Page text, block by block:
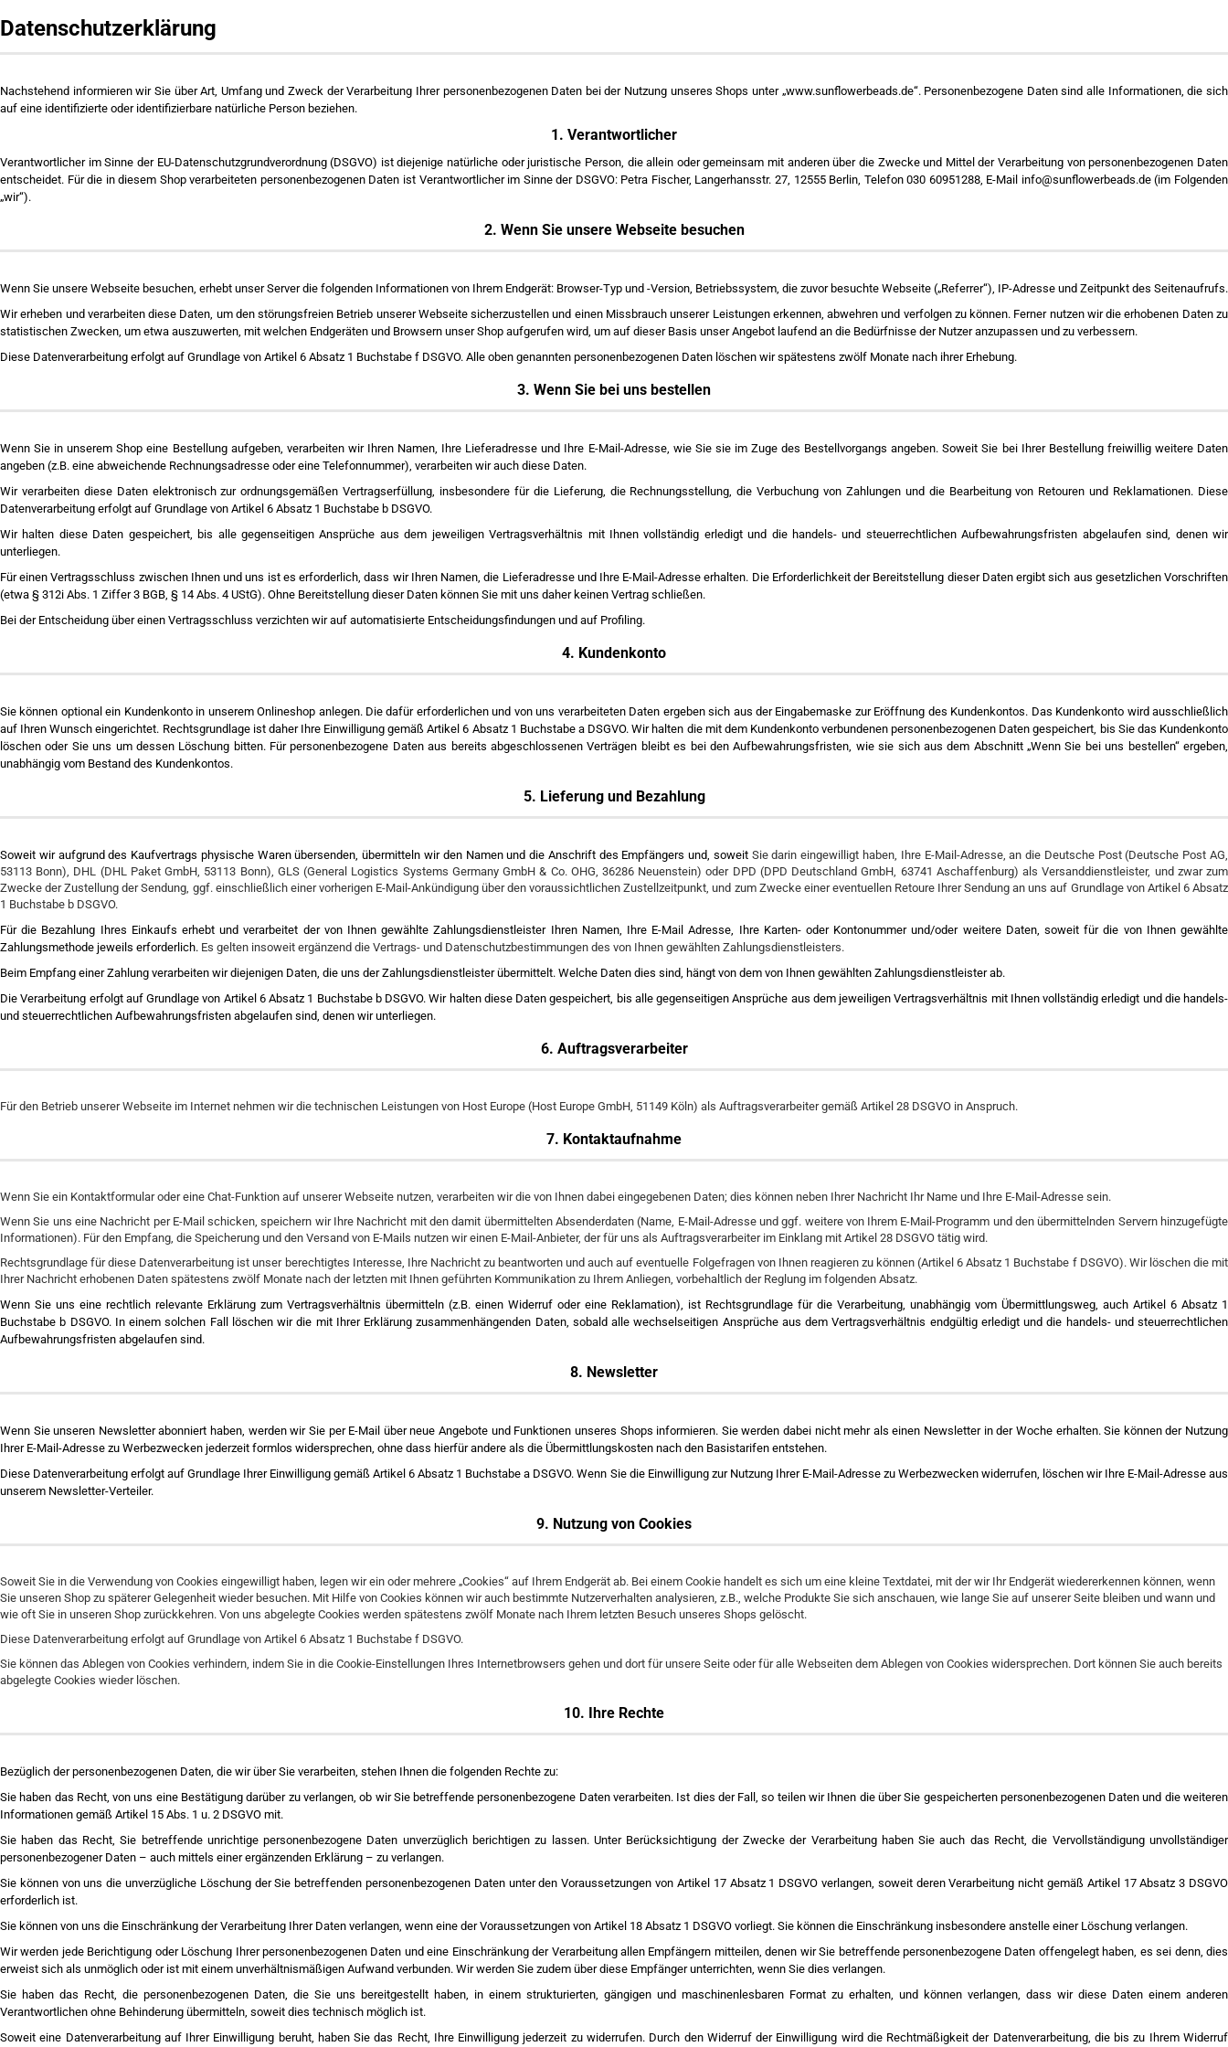
Datenschutzerklärung
Nachstehend informieren wir Sie über Art, Umfang und Zweck der Verarbeitung Ihrer personenbezogenen Daten bei der Nutzung unseres Shops unter „www.sunflowerbeads.de“. Personenbezogene Daten sind alle Informationen, die sich
auf eine identifizierte oder identifizierbare natürliche Person beziehen.
1. Verantwortlicher
Verantwortlicher im Sinne der EU-Datenschutzgrundverordnung (DSGVO) ist diejenige natürliche oder juristische Person, die allein oder gemeinsam mit anderen über die Zwecke und Mittel der Verarbeitung von personenbezogenen Daten
entscheidet. Für die in diesem Shop verarbeiteten personenbezogenen Daten ist Verantwortlicher im Sinne der DSGVO: Petra Fischer, Langerhansstr. 27, 12555 Berlin, Telefon 030 60951288, E-Mail info@sunflowerbeads.de (im Folgenden
„wir“).
2. Wenn Sie unsere Webseite besuchen
Wenn Sie unsere Webseite besuchen, erhebt unser Server die folgenden Informationen von Ihrem Endgerät: Browser-Typ und -Version, Betriebssystem, die zuvor besuchte Webseite („Referrer“), IP-Adresse und Zeitpunkt des Seitenaufrufs.
Wir erheben und verarbeiten diese Daten, um den störungsfreien Betrieb unserer Webseite sicherzustellen und einen Missbrauch unserer Leistungen erkennen, abwehren und verfolgen zu können. Ferner nutzen wir die erhobenen Daten zu
statistischen Zwecken, um etwa auszuwerten, mit welchen Endgeräten und Browsern unser Shop aufgerufen wird, um auf dieser Basis unser Angebot laufend an die Bedürfnisse der Nutzer anzupassen und zu verbessern.
Diese Datenverarbeitung erfolgt auf Grundlage von Artikel 6 Absatz 1 Buchstabe f DSGVO. Alle oben genannten personenbezogenen Daten löschen wir spätestens zwölf Monate nach ihrer Erhebung.
3. Wenn Sie bei uns bestellen
Wenn Sie in unserem Shop eine Bestellung aufgeben, verarbeiten wir Ihren Namen, Ihre Lieferadresse und Ihre E-Mail-Adresse, wie Sie sie im Zuge des Bestellvorgangs angeben. Soweit Sie bei Ihrer Bestellung freiwillig weitere Daten
angeben (z.B. eine abweichende Rechnungsadresse oder eine Telefonnummer), verarbeiten wir auch diese Daten.
Wir verarbeiten diese Daten elektronisch zur ordnungsgemäßen Vertragserfüllung, insbesondere für die Lieferung, die Rechnungsstellung, die Verbuchung von Zahlungen und die Bearbeitung von Retouren und Reklamationen. Diese
Datenverarbeitung erfolgt auf Grundlage von Artikel 6 Absatz 1 Buchstabe b DSGVO.
Wir halten diese Daten gespeichert, bis alle gegenseitigen Ansprüche aus dem jeweiligen Vertragsverhältnis mit Ihnen vollständig erledigt und die handels- und steuerrechtlichen Aufbewahrungsfristen abgelaufen sind, denen wir
unterliegen.
Für einen Vertragsschluss zwischen Ihnen und uns ist es erforderlich, dass wir Ihren Namen, die Lieferadresse und Ihre E-Mail-Adresse erhalten. Die Erforderlichkeit der Bereitstellung dieser Daten ergibt sich aus gesetzlichen Vorschriften
(etwa § 312i Abs. 1 Ziffer 3 BGB, § 14 Abs. 4 UStG). Ohne Bereitstellung dieser Daten können Sie mit uns daher keinen Vertrag schließen.
Bei der Entscheidung über einen Vertragsschluss verzichten wir auf automatisierte Entscheidungsfindungen und auf Profiling.
4. Kundenkonto
Sie können optional ein Kundenkonto in unserem Onlineshop anlegen. Die dafür erforderlichen und von uns verarbeiteten Daten ergeben sich aus der Eingabemaske zur Eröffnung des Kundenkontos. Das Kundenkonto wird ausschließlich
auf Ihren Wunsch eingerichtet. Rechtsgrundlage ist daher Ihre Einwilligung gemäß Artikel 6 Absatz 1 Buchstabe a DSGVO. Wir halten die mit dem Kundenkonto verbundenen personenbezogenen Daten gespeichert, bis Sie das Kundenkonto
löschen oder Sie uns um dessen Löschung bitten. Für personenbezogene Daten aus bereits abgeschlossenen Verträgen bleibt es bei den Aufbewahrungsfristen, wie sie sich aus dem Abschnitt „Wenn Sie bei uns bestellen“ ergeben,
unabhängig vom Bestand des Kundenkontos.
5. Lieferung und Bezahlung
Soweit wir aufgrund des Kaufvertrags physische Waren übersenden, übermitteln wir den Namen und die Anschrift des Empfängers und, soweit Sie darin eingewilligt haben, Ihre E-Mail-Adresse, an die Deutsche Post (Deutsche Post AG,
53113 Bonn), DHL (DHL Paket GmbH, 53113 Bonn), GLS (General Logistics Systems Germany GmbH & Co. OHG, 36286 Neuenstein) oder DPD (DPD Deutschland GmbH, 63741 Aschaffenburg) als Versanddienstleister, und zwar zum
Zwecke der Zustellung der Sendung, ggf. einschließlich einer vorherigen E-Mail-Ankündigung über den voraussichtlichen Zustellzeitpunkt, und zum Zwecke einer eventuellen Retoure Ihrer Sendung an uns auf Grundlage von Artikel 6 Absatz
1 Buchstabe b DSGVO.
Für die Bezahlung Ihres Einkaufs erhebt und verarbeitet der von Ihnen gewählte Zahlungsdienstleister Ihren Namen, Ihre E-Mail Adresse, Ihre Karten- oder Kontonummer und/oder weitere Daten, soweit für die von Ihnen gewählte
Zahlungsmethode jeweils erforderlich. Es gelten insoweit ergänzend die Vertrags- und Datenschutzbestimmungen des von Ihnen gewählten Zahlungsdienstleisters.
Beim Empfang einer Zahlung verarbeiten wir diejenigen Daten, die uns der Zahlungsdienstleister übermittelt. Welche Daten dies sind, hängt von dem von Ihnen gewählten Zahlungsdienstleister ab.
Die Verarbeitung erfolgt auf Grundlage von Artikel 6 Absatz 1 Buchstabe b DSGVO. Wir halten diese Daten gespeichert, bis alle gegenseitigen Ansprüche aus dem jeweiligen Vertragsverhältnis mit Ihnen vollständig erledigt und die handels-
und steuerrechtlichen Aufbewahrungsfristen abgelaufen sind, denen wir unterliegen.
6. Auftragsverarbeiter
Für den Betrieb unserer Webseite im Internet nehmen wir die technischen Leistungen von Host Europe (Host Europe GmbH, 51149 Köln) als Auftragsverarbeiter gemäß Artikel 28 DSGVO in Anspruch.
7. Kontaktaufnahme
Wenn Sie ein Kontaktformular oder eine Chat-Funktion auf unserer Webseite nutzen, verarbeiten wir die von Ihnen dabei eingegebenen Daten; dies können neben Ihrer Nachricht Ihr Name und Ihre E-Mail-Adresse sein.
Wenn Sie uns eine Nachricht per E-Mail schicken, speichern wir Ihre Nachricht mit den damit übermittelten Absenderdaten (Name, E-Mail-Adresse und ggf. weitere von Ihrem E-Mail-Programm und den übermittelnden Servern hinzugefügte
Informationen). Für den Empfang, die Speicherung und den Versand von E-Mails nutzen wir einen E-Mail-Anbieter, der für uns als Auftragsverarbeiter im Einklang mit Artikel 28 DSGVO tätig wird.
Rechtsgrundlage für diese Datenverarbeitung ist unser berechtigtes Interesse, Ihre Nachricht zu beantworten und auch auf eventuelle Folgefragen von Ihnen reagieren zu können (Artikel 6 Absatz 1 Buchstabe f DSGVO). Wir löschen die mit
Ihrer Nachricht erhobenen Daten spätestens zwölf Monate nach der letzten mit Ihnen geführten Kommunikation zu Ihrem Anliegen, vorbehaltlich der Reglung im folgenden Absatz.
Wenn Sie uns eine rechtlich relevante Erklärung zum Vertragsverhältnis übermitteln (z.B. einen Widerruf oder eine Reklamation), ist Rechtsgrundlage für die Verarbeitung, unabhängig vom Übermittlungsweg, auch Artikel 6 Absatz 1
Buchstabe b DSGVO. In einem solchen Fall löschen wir die mit Ihrer Erklärung zusammenhängenden Daten, sobald alle wechselseitigen Ansprüche aus dem Vertragsverhältnis endgültig erledigt und die handels- und steuerrechtlichen
Aufbewahrungsfristen abgelaufen sind.
8. Newsletter
Wenn Sie unseren Newsletter abonniert haben, werden wir Sie per E-Mail über neue Angebote und Funktionen unseres Shops informieren. Sie werden dabei nicht mehr als einen Newsletter in der Woche erhalten. Sie können der Nutzung
Ihrer E-Mail-Adresse zu Werbezwecken jederzeit formlos widersprechen, ohne dass hierfür andere als die Übermittlungskosten nach den Basistarifen entstehen.
Diese Datenverarbeitung erfolgt auf Grundlage Ihrer Einwilligung gemäß Artikel 6 Absatz 1 Buchstabe a DSGVO. Wenn Sie die Einwilligung zur Nutzung Ihrer E-Mail-Adresse zu Werbezwecken widerrufen, löschen wir Ihre E-Mail-Adresse aus
unserem Newsletter-Verteiler.
9. Nutzung von Cookies
Soweit Sie in die Verwendung von Cookies eingewilligt haben, legen wir ein oder mehrere „Cookies“ auf Ihrem Endgerät ab. Bei einem Cookie handelt es sich um eine kleine Textdatei, mit der wir Ihr Endgerät wiedererkennen können, wenn
Sie unseren Shop zu späterer Gelegenheit wieder besuchen. Mit Hilfe von Cookies können wir auch bestimmte Nutzerverhalten analysieren, z.B., welche Produkte Sie sich anschauen, wie lange Sie auf unserer Seite bleiben und wann und
wie oft Sie in unseren Shop zurückkehren. Von uns abgelegte Cookies werden spätestens zwölf Monate nach Ihrem letzten Besuch unseres Shops gelöscht.
Diese Datenverarbeitung erfolgt auf Grundlage von Artikel 6 Absatz 1 Buchstabe f DSGVO.
Sie können das Ablegen von Cookies verhindern, indem Sie in die Cookie-Einstellungen Ihres Internetbrowsers gehen und dort für unsere Seite oder für alle Webseiten dem Ablegen von Cookies widersprechen. Dort können Sie auch bereits
abgelegte Cookies wieder löschen.
10. Ihre Rechte
Bezüglich der personenbezogenen Daten, die wir über Sie verarbeiten, stehen Ihnen die folgenden Rechte zu:
Sie haben das Recht, von uns eine Bestätigung darüber zu verlangen, ob wir Sie betreffende personenbezogene Daten verarbeiten. Ist dies der Fall, so teilen wir Ihnen die über Sie gespeicherten personenbezogenen Daten und die weiteren
Informationen gemäß Artikel 15 Abs. 1 u. 2 DSGVO mit.
Sie haben das Recht, Sie betreffende unrichtige personenbezogene Daten unverzüglich berichtigen zu lassen. Unter Berücksichtigung der Zwecke der Verarbeitung haben Sie auch das Recht, die Vervollständigung unvollständiger
personenbezogener Daten – auch mittels einer ergänzenden Erklärung – zu verlangen.
Sie können von uns die unverzügliche Löschung der Sie betreffenden personenbezogenen Daten unter den Voraussetzungen von Artikel 17 Absatz 1 DSGVO verlangen, soweit deren Verarbeitung nicht gemäß Artikel 17 Absatz 3 DSGVO
erforderlich ist.
Sie können von uns die Einschränkung der Verarbeitung Ihrer Daten verlangen, wenn eine der Voraussetzungen von Artikel 18 Absatz 1 DSGVO vorliegt. Sie können die Einschränkung insbesondere anstelle einer Löschung verlangen.
Wir werden jede Berichtigung oder Löschung Ihrer personenbezogenen Daten und eine Einschränkung der Verarbeitung allen Empfängern mitteilen, denen wir Sie betreffende personenbezogene Daten offengelegt haben, es sei denn, dies
erweist sich als unmöglich oder ist mit einem unverhältnismäßigen Aufwand verbunden. Wir werden Sie zudem über diese Empfänger unterrichten, wenn Sie dies verlangen.
Sie haben das Recht, die personenbezogenen Daten, die Sie uns bereitgestellt haben, in einem strukturierten, gängigen und maschinenlesbaren Format zu erhalten, und können verlangen, dass wir diese Daten einem anderen
Verantwortlichen ohne Behinderung übermitteln, soweit dies technisch möglich ist.
Soweit eine Datenverarbeitung auf Ihrer Einwilligung beruht, haben Sie das Recht, Ihre Einwilligung jederzeit zu widerrufen. Durch den Widerruf der Einwilligung wird die Rechtmäßigkeit der Datenverarbeitung, die bis zu Ihrem Widerruf